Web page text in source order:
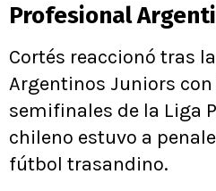
Profesional
Cortés reaccionó tras
Argentinos Juniors
semifinales de la Liga
chileno estuvo a
fútbol trasandino.